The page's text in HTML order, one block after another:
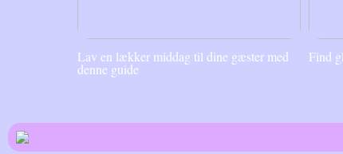
Lav en lækker middag til dine gæster med
denne guide
Find